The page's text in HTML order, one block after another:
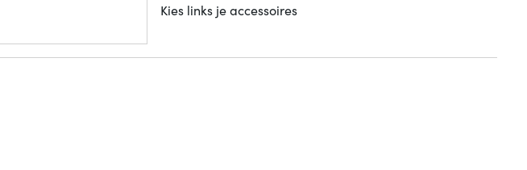
Kies links je accessoires